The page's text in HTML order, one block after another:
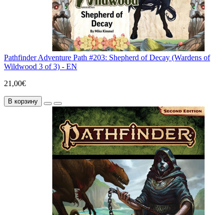
Pathfinder Adventure Path #203: Shepherd of Decay (Wardens of
Wildwood 3 of 3) - EN
21,00€
В корзину